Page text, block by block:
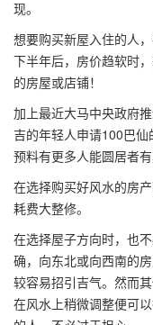
现。
想要购买新屋入住的人
下半年后，房价趋软时
的房屋或店铺！
加上最近大马中央政府
吉的年轻人申请100巴仙
预料有更多人能圆居者
在选择购买好风水的房
耗费大整修。
在选择屋子方向时，也
确，向东北或向西南的
较容易招引吉气。然而
在风水上稍微调整便可